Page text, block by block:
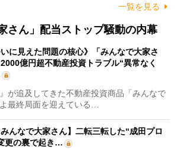
一覧を見る
さん」配当ストップ騒動の内幕
いに見えた問題の核心》「みんなで大家さ
億円超不動産投資トラブル“異常なく
が追及してきた不動産投資商品「みんなで
最終局面を迎えている…
みんなで大家さん】二転三転した“成田プロ
更の裏で起き…